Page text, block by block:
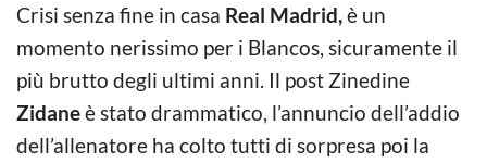
Crisi senza fine in casa Real Madrid,è un
momento nerissimo per i Blancos, sicuramente il
più brutto degli ultimi anni. Il post Zinedine
Zidaneè stato drammatico, l’annuncio dell’addio
dell’allenatore ha colto tutti di sorpresa poi la